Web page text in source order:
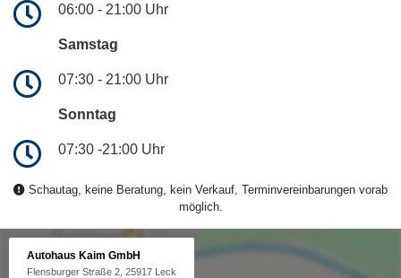
06:00 - 21:00 Uhr
Samstag
07:30 - 21:00 Uhr
Sonntag
07:30 -21:00 Uhr
Schautag, keine Beratung, kein Verkauf, Terminvereinbarungen vorab
möglich.
Autohaus Kaim GmbH
Flensburger Straße 2, 25917 Leck